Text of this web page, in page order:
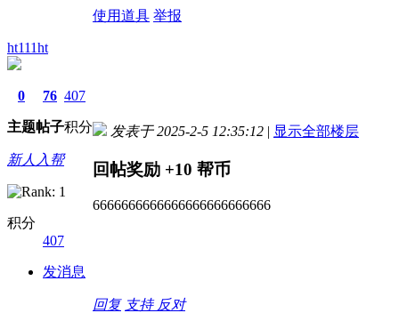
使用道具 举报
ht111ht
0
主题
76
帖子
407
积分
新人入帮
积分
407
发消息
发表于 2025-2-5 12:35:12 | 显示全部楼层
回帖奖励 +10 帮币
6666666666666666666666666
回复 支持 反对